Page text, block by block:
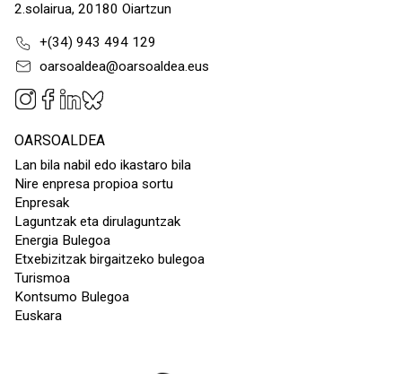
2.solairua, 20180 Oiartzun
+(34) 943 494 129
oarsoaldea@oarsoaldea.eus
OARSOALDEA
Lan bila nabil edo ikastaro bila
Nire enpresa propioa sortu
Enpresak
Laguntzak eta dirulaguntzak
Energia Bulegoa
Etxebizitzak birgaitzeko bulegoa
Turismoa
Kontsumo Bulegoa
Euskara